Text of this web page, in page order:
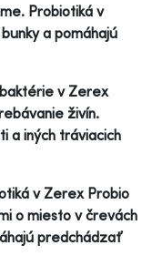
Probiotiká v
a pomáhajú
v Zerex
živín.
a iných tráviacich
v Zerex Probio
o miesto v črevách
predchádzať